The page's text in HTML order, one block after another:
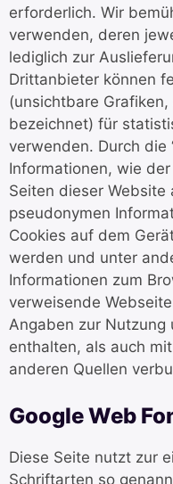
erforderlich. Wir
verwenden, deren
lediglich zur
Drittanbieter können
(unsichtbare Grafiken,
bezeichnet) für
verwenden. Durch die
Informationen, wie
Seiten dieser
pseudonymen
Cookies auf dem
werden und unter
Informationen zum
verweisende
Angaben zur Nutzung
enthalten, als auch
anderen Quellen
Google Web
Diese Seite nutzt zur
Schriftarten so